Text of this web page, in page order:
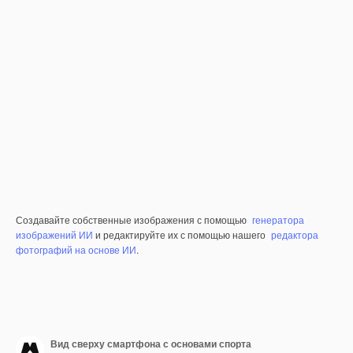
Создавайте собственные изображения с помощью генератора
изображений ИИ и редактируйте их с помощью нашего редактора
фотографий на основе ИИ.
Вид сверху смартфона с основами спорта